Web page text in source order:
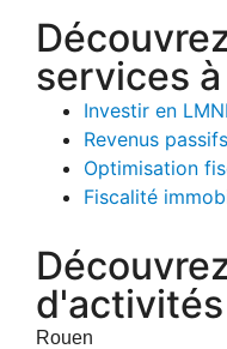
services
Investir en
Revenus
Optimisation
Fiscalité
d'activités
Rouen